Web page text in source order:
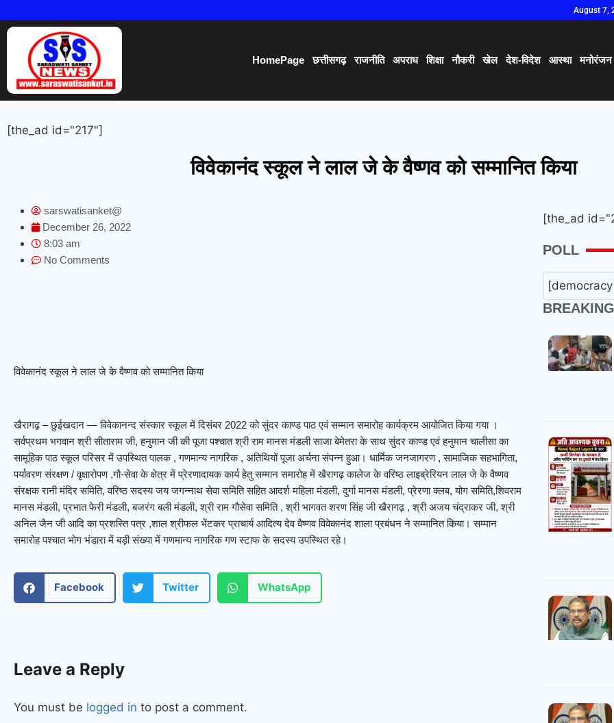
August 7,
HomePage छत्तीसगढ़ राजनीति अपराध शिक्षा नौकरी खेल देश-विदेश आस्था मनोरंजन
[the_ad id="217"]
विवेकानंद स्कूल ने लाल जे के वैष्णव को सम्मानित किया
sarswatisanket@
December 26, 2022
8:03 am
No Comments
विवेकानंद स्कूल ने लाल जे के वैष्णव को सम्मानित किया
खैरागढ़ – छुईखदान — विवेकानन्द संस्कार स्कूल में दिसंबर 2022 को सुंदर काण्ड पाठ एवं सम्मान समारोह कार्यक्रम आयोजित किया गया ।
सर्वप्रथम भगवान श्री सीताराम जी, हनुमान जी की पूजा पश्चात श्री राम मानस मंडली साजा बेमेतरा के साथ सुंदर काण्ड एवं हनुमान चालीसा का
सामूहिक पाठ स्कूल परिसर में उपस्थित पालक , गणमान्य नागरिक , अतिथियों पूजा अर्चना संपन्न हुआ। धार्मिक जनजागरण , सामाजिक सहभागिता,
पर्यावरण संरक्षण / वृक्षारोपण ,गौ-सेवा के क्षेत्र में प्रेरणादायक कार्य हेतु सम्मान समारोह में खैरागढ़ कालेज के वरिष्ठ लाइब्रेरियन लाल जे के वैष्णव
संरक्षक रानी मंदिर समिति, वरिष्ठ सदस्य जय जगन्नाथ सेवा समिति सहित आदर्श महिला मंडली, दुर्गा मानस मंडली, प्रेरणा क्लब, योग समिति,शिवराम
मानस मंडली, प्रभात फेरी मंडली, बजरंग बली मंडली, श्री राम गौसेवा समिति , श्री भागवत शरण सिंह जी खैरागढ़ , श्री अजय चंद्राकर जी, श्री
अनिल जैन जी आदि का प्रशस्ति पत्र ,शाल श्रीफल भेंटकर प्राचार्य आदित्य देव वैष्णव विवेकानंद शाला प्रबंधन ने सम्मानित किया। सम्मान
समारोह पश्चात भोग भंडारा में बड़ी संख्या में गणमान्य नागरिक गण स्टाफ के सदस्य उपस्थित रहे।
Facebook Twitter WhatsApp
Leave a Reply
You must be logged in to post a comment.
[the_ad
POLL